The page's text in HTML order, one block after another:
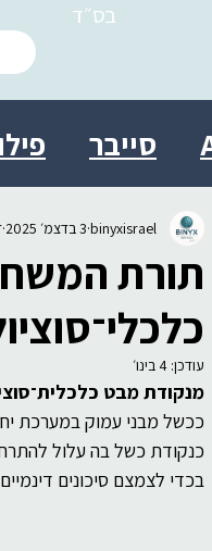
בס״ד
סייבר
אישי
מידע
ברסלב
תורת
binyxisrael 3 בדצמ׳ 2025
עודכן: 4 בינו׳
מנקודת מבט
ככשל מבני עמוק במערכת
כנקודת כשל בה עלול
בכדי לצמצם סיכונים